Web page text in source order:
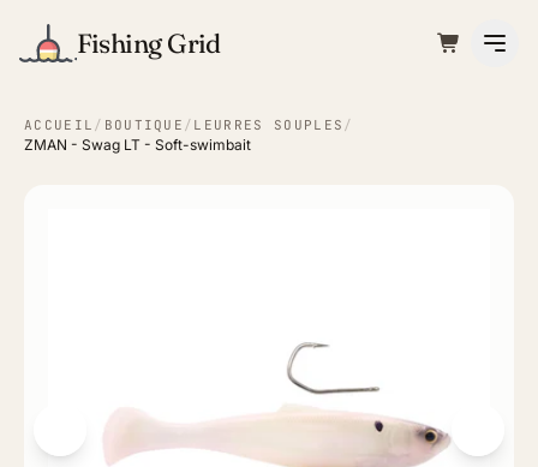
Fishing Grid
ACCUEIL / BOUTIQUE / LEURRES SOUPLES /
ZMAN - Swag LT - Soft-swimbait